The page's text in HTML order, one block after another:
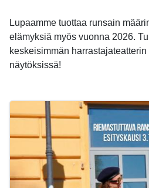
Lupaamme tuottaa runsain
elämyksiä myös vuonna 2026.
keskeisimmän
näytöksissä!